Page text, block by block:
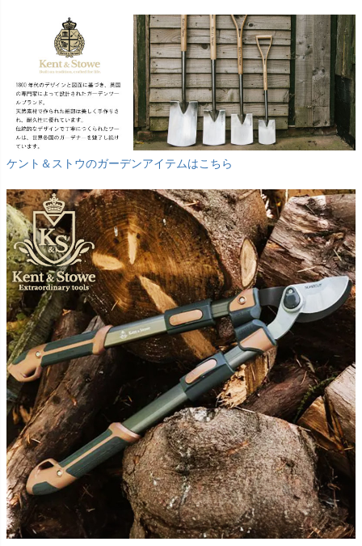
ケント＆ストウのガーデンアイテムはこちら